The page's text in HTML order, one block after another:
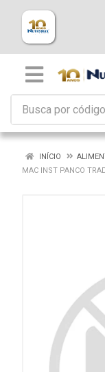
INÍCIO
MAC INST PANCO